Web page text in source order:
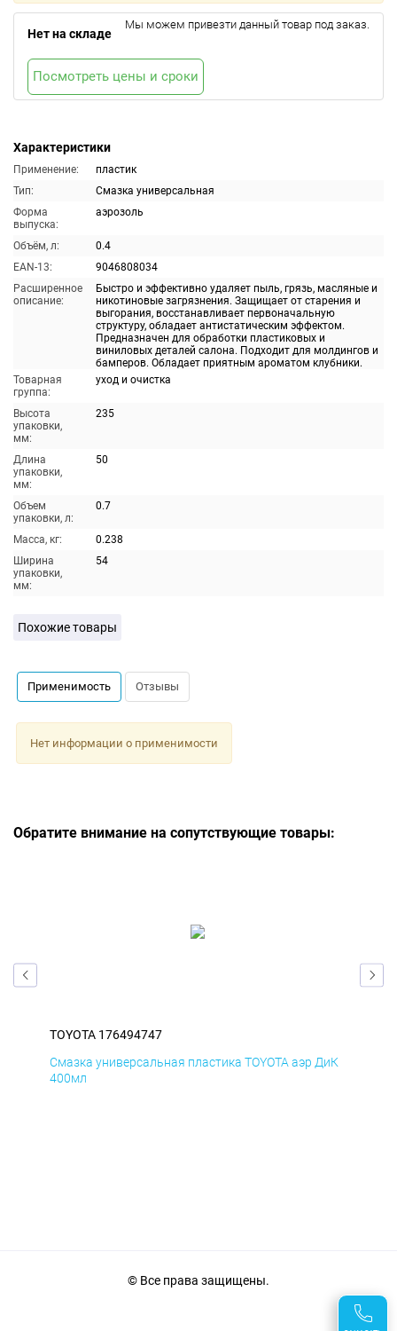
Характеристики
Применение:
пластик
Тип:
Смазка универсальная
Форма
выпуска:
аэрозоль
Объём, л:
0.4
EAN-13:
9046808034
Расширенное
описание:
Быстро и эффективно удаляет пыль, грязь, масляные и
никотиновые загрязнения. Защищает от старения и
выгорания, восстанавливает первоначальную
структуру, обладает антистатическим эффектом.
Предназначен для обработки пластиковых и
виниловых деталей салона. Подходит для молдингов и
бамперов. Обладает приятным ароматом клубники.
Товарная
группа:
уход и очистка
Высота
упаковки,
мм:
235
Длина
упаковки,
мм:
50
Объем
упаковки, л:
0.7
Масса, кг:
0.238
Ширина
упаковки,
мм:
54
Нет на складе
Мы можем привезти данный товар под заказ.
Посмотреть цены и сроки
Похожие товары
Применимость Отзывы
Нет информации о применимости
Обратите внимание на сопутствующие товары:
TOYOTA 176494747
Смазка универсальная пластика TOYOTA аэр ДиК
400мл
© Все права защищены.